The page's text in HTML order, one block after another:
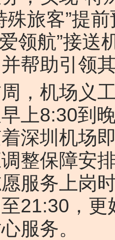
殊旅客”提
爱领航”接
帮助引领
机场义工
上8:30到
深圳机场
整保障安
服务上岗
21:30，
服务。